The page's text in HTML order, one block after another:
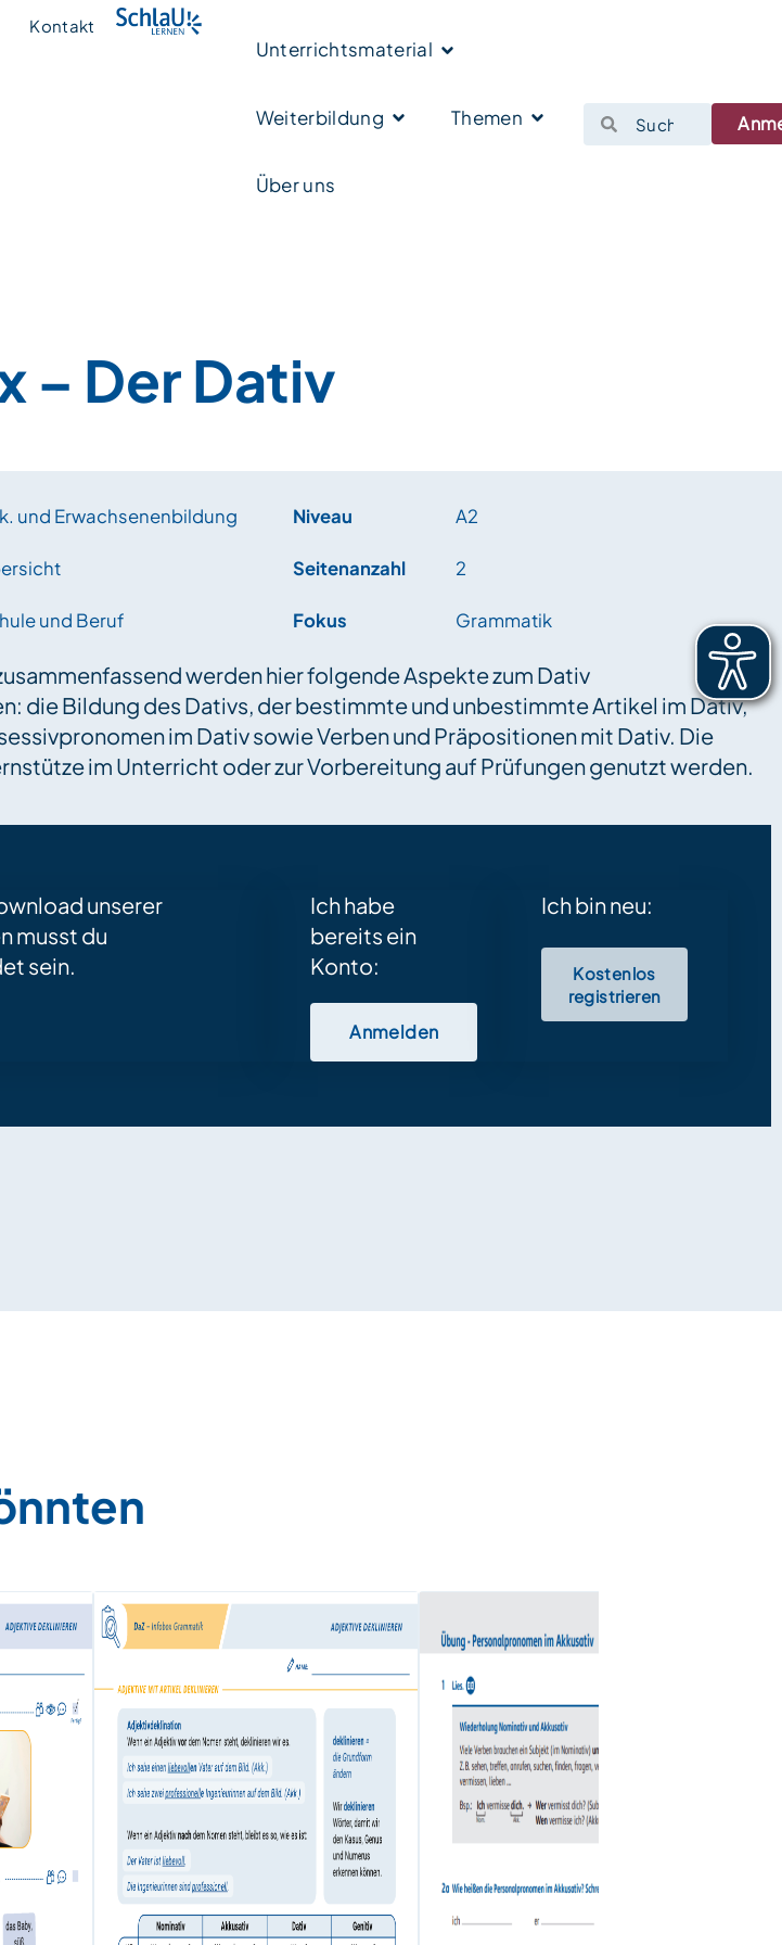
Kontakt
Unterrichtsmaterial
Weiterbildung Themen
Über uns
– Der Dativ
und Erwachsenenbildung
und Beruf
Niveau A2
Seitenanzahl 2
Fokus Grammatik
werden hier folgende Aspekte zum Dativ
die Bildung des Dativs, der bestimmte und unbestimmte Artikel im Dativ,
im Dativ sowie Verben und Präpositionen mit Dativ. Die
im Unterricht oder zur Vorbereitung auf Prüfungen genutzt werden.
unserer
musst du
sein.
Ich habe
bereits ein
Konto:
Anmelden
Ich bin neu:
Kostenlos
registrieren